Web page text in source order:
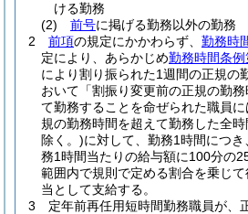
ける勤務
(2)
前号に掲げる勤務以外の勤務
2
前項の規定にかかわらず、 勤務時
定により、あらかじめ勤務時間条
により割り振られた1週間の正規の
おいて「割振り変更前の正規の勤
て勤務することを命ぜられた職員
規の勤務時間を超えて勤務した全時
除く。)に対して、勤務1時間につき
務1時間当たりの給与額に100分の
範囲内で規則で定める割合を乗じ
当として支給する。
3
定年前再任用短時間勤務職員が、